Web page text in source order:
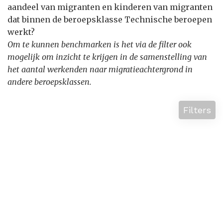
aandeel van migranten en kinderen van migranten
dat binnen de beroepsklasse Technische beroepen
werkt?
Om te kunnen benchmarken is het via de filter ook
mogelijk om inzicht te krijgen in de samenstelling van
het aantal werkenden naar migratieachtergrond in
andere beroepsklassen.
Filters